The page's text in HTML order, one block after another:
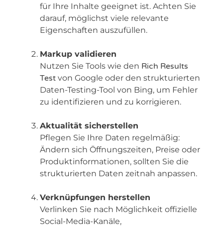
für Ihre Inhalte geeignet ist. Achten Sie
darauf, möglichst viele relevante
Eigenschaften auszufüllen.
Markup validieren
Nutzen Sie Tools wie den Rich Results
Test von Google oder den strukturierten
Daten-Testing-Tool von Bing, um Fehler
zu identifizieren und zu korrigieren.
Aktualität sicherstellen
Pflegen Sie Ihre Daten regelmäßig:
Ändern sich Öffnungszeiten, Preise oder
Produktinformationen, sollten Sie die
strukturierten Daten zeitnah anpassen.
Verknüpfungen herstellen
Verlinken Sie nach Möglichkeit offizielle
Social-Media-Kanäle,